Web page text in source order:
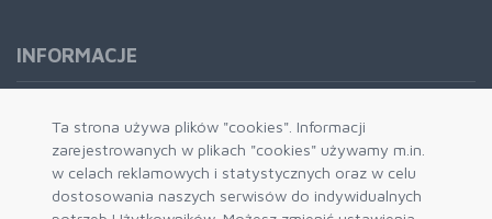
Ta strona używa plików "cookies". Informacji
zarejestrowanych w plikach "cookies" używamy m.in.
w celach reklamowych i statystycznych oraz w celu
dostosowania naszych serwisów do indywidualnych
INFORMACJE
Formy płatności
Dostawa i wysyłka
Zwrot i wymiana